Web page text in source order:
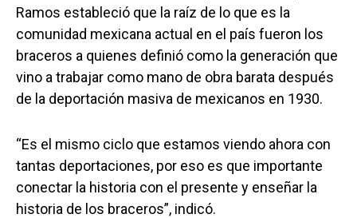
Ramos estableció que la raíz de lo que es la
comunidad mexicana actual en el país fueron los
braceros a quienes definió como la generación que
vino a trabajar como mano de obra barata después
de la deportación masiva de mexicanos en 1930.
“Es el mismo ciclo que estamos viendo ahora con
tantas deportaciones, por eso es que importante
conectar la historia con el presente y enseñar la
historia de los braceros”, indicó.